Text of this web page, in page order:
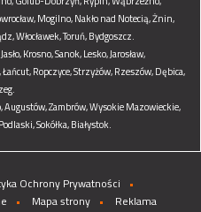
Mogilno,Nakło nad Notecią,Żnin,
Włocławek,Toruń,Bydgoszcz.
Jasło,Krosno,Sanok,Lesko,Jarosław,
Łańcut,Ropczyce,Strzyżów,Rzeszów,Dębica,
Augustów,Zambrów,Wysokie Mazowieckie,
Sokółka,Białystok.
Ochrony Prywatności
Mapa strony Reklama